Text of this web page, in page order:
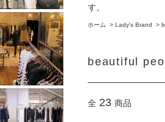
す。
ホーム > Lady's Brand >
beautiful
全 23 商品